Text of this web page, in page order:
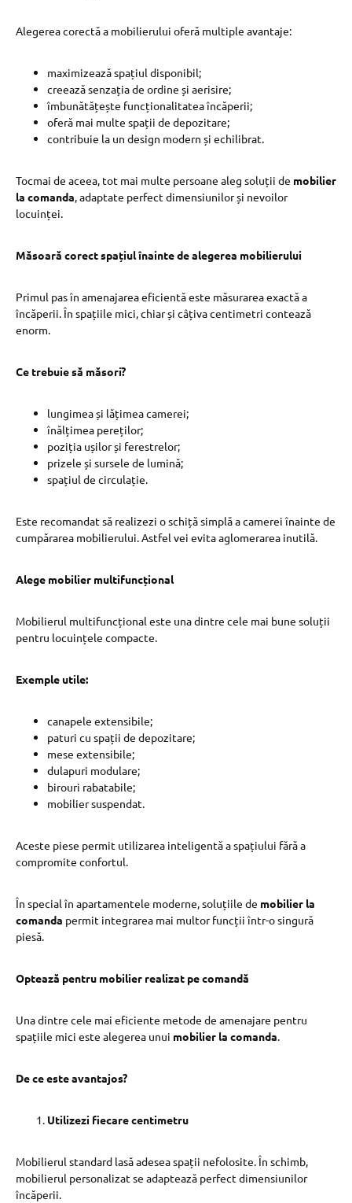
Alegerea corectă a mobilierului oferă multiple avantaje:
maximizează spațiul disponibil;
creează senzația de ordine și aerisire;
îmbunătățește funcționalitatea încăperii;
oferă mai multe spații de depozitare;
contribuie la un design modern și echilibrat.
Tocmai de aceea, tot mai multe persoane aleg soluții de mobilier
la comanda, adaptate perfect dimensiunilor și nevoilor
locuinței.
Măsoară corect spațiul înainte de alegerea mobilierului
Primul pas în amenajarea eficientă este măsurarea exactă a
încăperii. În spațiile mici, chiar și câțiva centimetri contează
enorm.
Ce trebuie să măsori?
lungimea și lățimea camerei;
înălțimea pereților;
poziția ușilor și ferestrelor;
prizele și sursele de lumină;
spațiul de circulație.
Este recomandat să realizezi o schiță simplă a camerei înainte de
cumpărarea mobilierului. Astfel vei evita aglomerarea inutilă.
Alege mobilier multifuncțional
Mobilierul multifuncțional este una dintre cele mai bune soluții
pentru locuințele compacte.
Exemple utile:
canapele extensibile;
paturi cu spații de depozitare;
mese extensibile;
dulapuri modulare;
birouri rabatabile;
mobilier suspendat.
Aceste piese permit utilizarea inteligentă a spațiului fără a
compromite confortul.
În special în apartamentele moderne, soluțiile de mobilier la
comanda permit integrarea mai multor funcții într-o singură
piesă.
Optează pentru mobilier realizat pe comandă
Una dintre cele mai eficiente metode de amenajare pentru
spațiile mici este alegerea unui mobilier la comanda.
De ce este avantajos?
Utilizezi fiecare centimetru
Mobilierul standard lasă adesea spații nefolosite. În schimb,
mobilierul personalizat se adaptează perfect dimensiunilor
încăperii.